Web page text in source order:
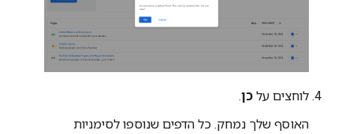
לוחצים על כן.
האוסף שלך נמחק. כל הדפים שנוספו לסימניות